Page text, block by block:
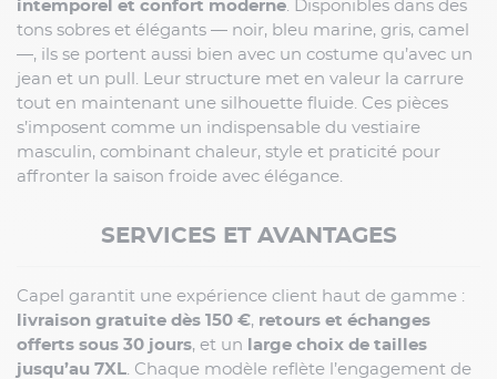
intemporel et confort moderne . Disponibles dans des
tons sobres et élégants — noir, bleu marine, gris, camel
—, ils se portent aussi bien avec un costume qu’avec un
jean et un pull. Leur structure met en valeur la carrure
tout en maintenant une silhouette fluide. Ces pièces
s’imposent comme un indispensable du vestiaire
masculin, combinant chaleur, style et praticité pour
affronter la saison froide avec élégance.
SERVICES ET AVANTAGES
Capel garantit une expérience client haut de gamme :
livraison gratuite dès 150 €, retours et échanges
offerts sous 30 jours, et un
large choix de tailles
jusqu’au 7XL . Chaque modèle reflète l’engagement de